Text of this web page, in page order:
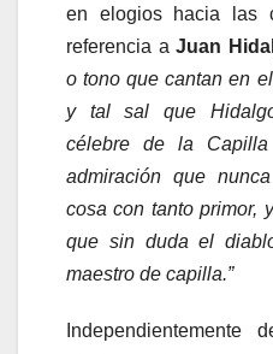
en elogios hacia las
referencia a Juan
o tono que cantan en
y tal sal que
célebre de la
admiración que
cosa con tanto primor,
que sin duda el
maestro de capilla.”
Independientemente